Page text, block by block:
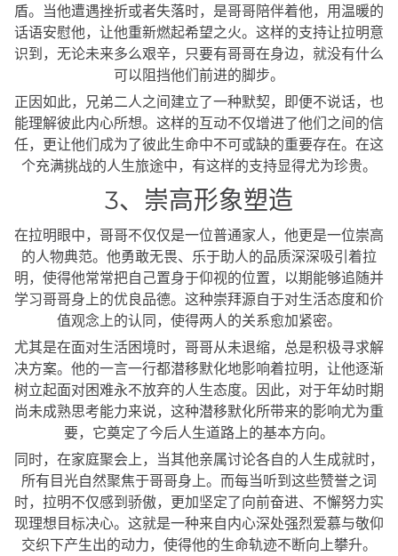
盾。当他遭遇挫折或者失落时，是哥哥陪伴着他，用温暖的
话语安慰他，让他重新燃起希望之火。这样的支持让拉明意
识到，无论未来多么艰辛，只要有哥哥在身边，就没有什么
可以阻挡他们前进的脚步。
正因如此，兄弟二人之间建立了一种默契，即便不说话，也
能理解彼此内心所想。这样的互动不仅增进了他们之间的信
任，更让他们成为了彼此生命中不可或缺的重要存在。在这
个充满挑战的人生旅途中，有这样的支持显得尤为珍贵。
3、崇高形象塑造
在拉明眼中，哥哥不仅仅是一位普通家人，他更是一位崇高
的人物典范。他勇敢无畏、乐于助人的品质深深吸引着拉
明，使得他常常把自己置身于仰视的位置，以期能够追随并
学习哥哥身上的优良品德。这种崇拜源自于对生活态度和价
值观念上的认同，使得两人的关系愈加紧密。
尤其是在面对生活困境时，哥哥从未退缩，总是积极寻求解
决方案。他的一言一行都潜移默化地影响着拉明，让他逐渐
树立起面对困难永不放弃的人生态度。因此，对于年幼时期
尚未成熟思考能力来说，这种潜移默化所带来的影响尤为重
要，它奠定了今后人生道路上的基本方向。
同时，在家庭聚会上，当其他亲属讨论各自的人生成就时，
所有目光自然聚焦于哥哥身上。而每当听到这些赞誉之词
时，拉明不仅感到骄傲，更加坚定了向前奋进、不懈努力实
现理想目标决心。这就是一种来自内心深处强烈爱慕与敬仰
交织下产生出的动力，使得他的生命轨迹不断向上攀升。